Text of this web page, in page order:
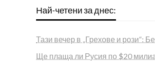
Най-четени за днес:
Тази вечер в „Грехове и рози“:
Ще плаща ли Русия по $20